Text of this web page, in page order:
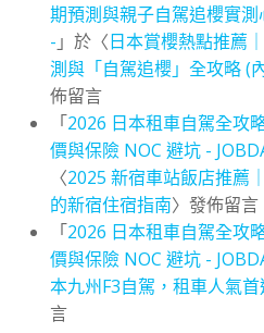
期預測與親子自駕追櫻實
- 」於〈日本賞櫻熱點推薦
測與「自駕追櫻」全攻略 (
佈留言
「2026 日本租車自駕全攻
價與保險 NOC 避坑 -
〈2025 新宿車站飯店推薦
的新宿住宿指南〉發佈留言
「2026 日本租車自駕全攻
價與保險 NOC 避坑 -
本九州F3自駕，租車人氣
言